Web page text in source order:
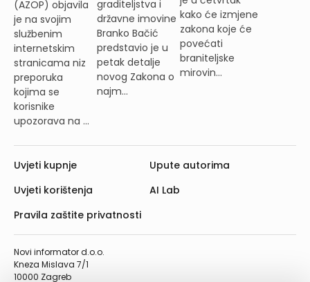
(AZOP) objavila
je na svojim
službenim
internetskim
stranicama niz
preporuka
kojima se
korisnike
upozorava na ...
graditeljstva i
državne imovine
Branko Bačić
predstavio je u
petak detalje
novog Zakona o
najm...
kako će izmjene
zakona koje će
povećati
braniteljske
mirovin...
Novi informator d.o.o.
Kneza Mislava 7/1
10000 Zagreb
Uvjeti kupnje
Uvjeti korištenja
Pravila zaštite privatnosti
Upute autorima
AI Lab